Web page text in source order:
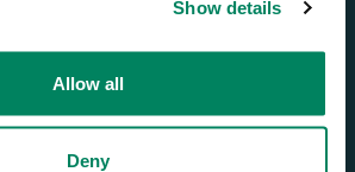
Show details
Allow all
Deny